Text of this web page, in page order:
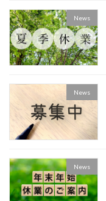
News
News
News